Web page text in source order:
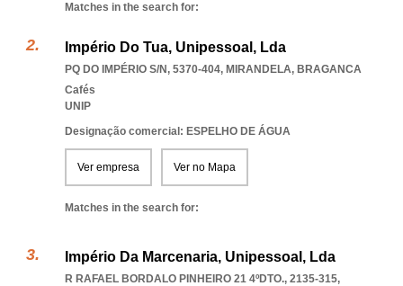
Matches in the search for:
Império Do Tua, Unipessoal, Lda
PQ DO IMPÉRIO S/N, 5370-404, MIRANDELA, BRAGANCA
Cafés
UNIP
Designação comercial: ESPELHO DE ÁGUA
Ver empresa Ver no Mapa
Matches in the search for:
Império Da Marcenaria, Unipessoal, Lda
R RAFAEL BORDALO PINHEIRO 21 4ºDTO., 2135-315,